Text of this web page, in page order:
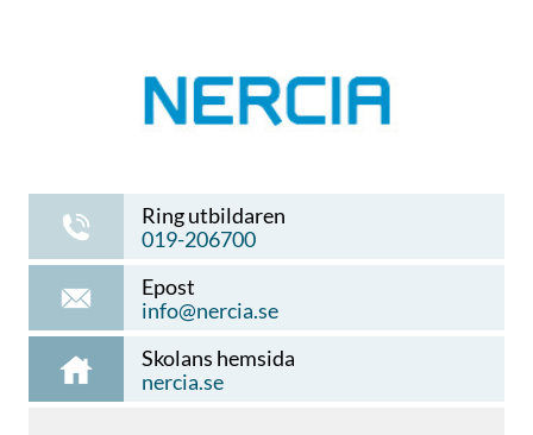
Ring utbildaren
019-206700
Epost
info@nercia.se
Skolans hemsida
nercia.se